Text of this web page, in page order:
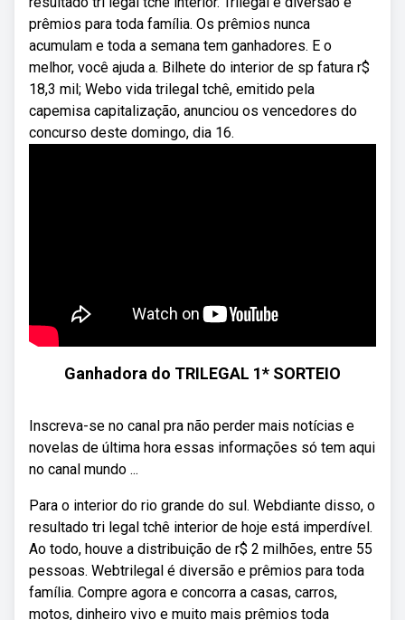
prêmios para toda família. Os prêmios nunca
acumulam e toda a semana tem ganhadores. E o
melhor, você ajuda a. Bilhete do interior de sp fatura r$
18,3 mil; Webo vida trilegal tchê, emitido pela
capemisa capitalização, anunciou os vencedores do
concurso deste domingo, dia 16.
Ganhadora do TRILEGAL 1* SORTEIO
Inscreva-se no canal pra não perder mais notícias e
novelas de última hora essas informações só tem aqui
no canal mundo ...
Para o interior do rio grande do sul. Webdiante disso, o
resultado tri legal tchê interior de hoje está imperdível.
Ao todo, houve a distribuição de r$ 2 milhões, entre 55
pessoas. Webtrilegal é diversão e prêmios para toda
família. Compre agora e concorra a casas, carros,
motos, dinheiro vivo e muito mais prêmios toda